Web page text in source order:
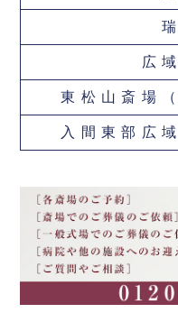
広
東松山斎場
入間東部広